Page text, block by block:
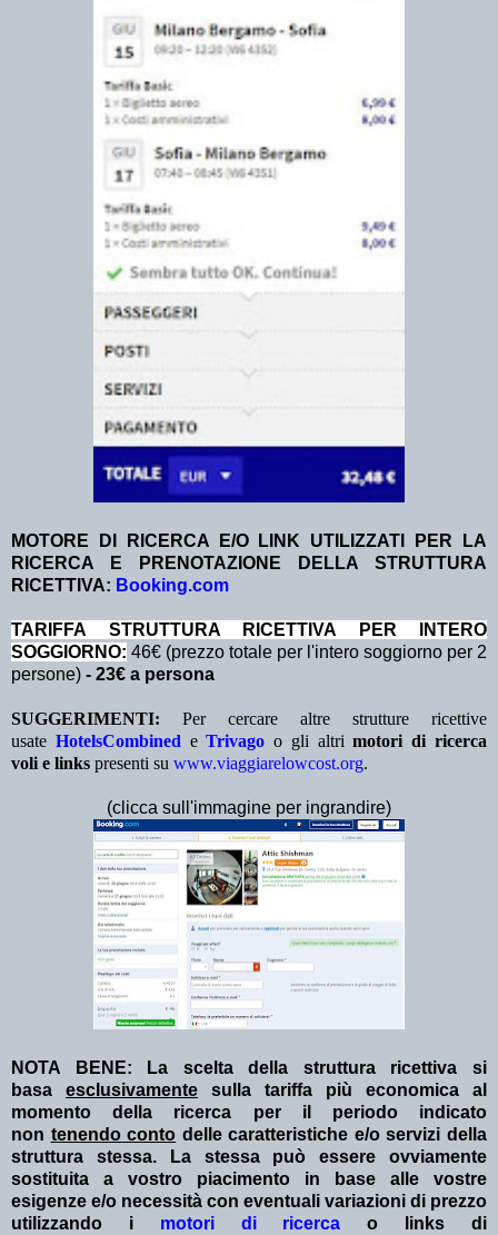
MOTORE DI RICERCA E/O LINK UTILIZZATI PER LA
RICERCA E PRENOTAZIONE DELLA STRUTTURA
RICETTIVA: Booking.com
TA RIFFA STRUTTURA RICETTIVA PER INTERO
SOGGIORNO: 46€ (prezzo totale per l'intero soggiorno per 2
persone) - 23€ a persona
SUGGERIMENTI: Per cercare altre strutture ricettive
usate HotelsCombined eTrivago o gli altrimotori di ricerca
voli e links presenti su www.viaggiarelowcost.org.
(clicca sull'immagine per ingrandire)
NOTA BENE: La scelta della struttura ricettiva si
basa esclusivamente sulla tariffa più economica al
momento della ricerca per il periodo indicato
non tenendo conto delle caratteristiche e/o servizi della
struttura stessa. La stessa può essere ovviamente
sostituita a vostro piacimento in base alle vostre
esigenze e/o necessità con eventuali variazioni di prezzo
utilizzando i motori di ricerca o links di